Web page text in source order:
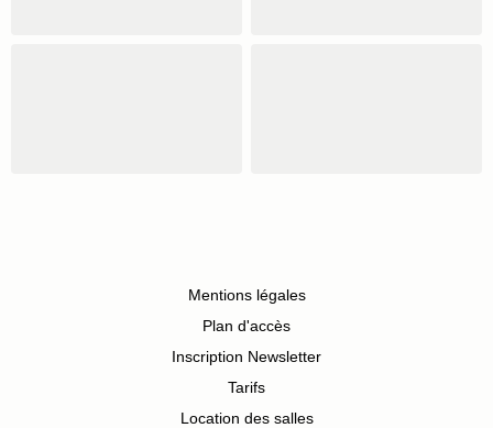
Mentions légales
Plan d'accès
Inscription Newsletter
Tarifs
Location des salles